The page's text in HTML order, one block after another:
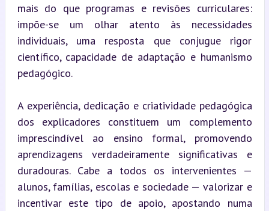
mais do que programas e revisões curriculares:
impõe-se um olhar atento às necessidades
individuais, uma resposta que conjugue rigor
científico, capacidade de adaptação e humanismo
pedagógico.
A experiência, dedicação e criatividade pedagógica
dos explicadores constituem um complemento
imprescindível ao ensino formal, promovendo
aprendizagens verdadeiramente significativas e
duradouras. Cabe a todos os intervenientes —
alunos, famílias, escolas e sociedade — valorizar e
incentivar este tipo de apoio, apostando numa